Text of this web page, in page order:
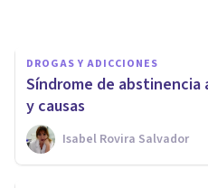
DROGAS Y ADICCIONES
Síndrome de abstinencia
y causas
Isabel Rovira Salvador